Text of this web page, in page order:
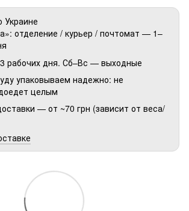
Украине
отделение / курьер / почтомат — 1–
рабочих дня. Сб–Вс — выходные
упаковываем надежно: не
целым
— от ~70 грн (зависит от веса/